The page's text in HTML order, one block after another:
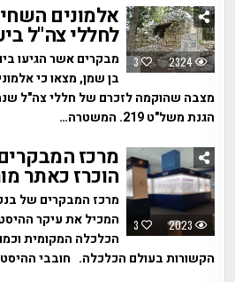
3 2324
אלמונים
לחללי צה"ל
מבקרים אשר הגיעו
בן שמן, מצאו כי
הגנת משל"ט 219. המשטרה…
3 2023
מרכז
הוכרז כאתר
מרכז המבקרים של
המכיל את עיקר
הכלכלה המקומית
הקשורות בעולם הכלכלה. חובבי